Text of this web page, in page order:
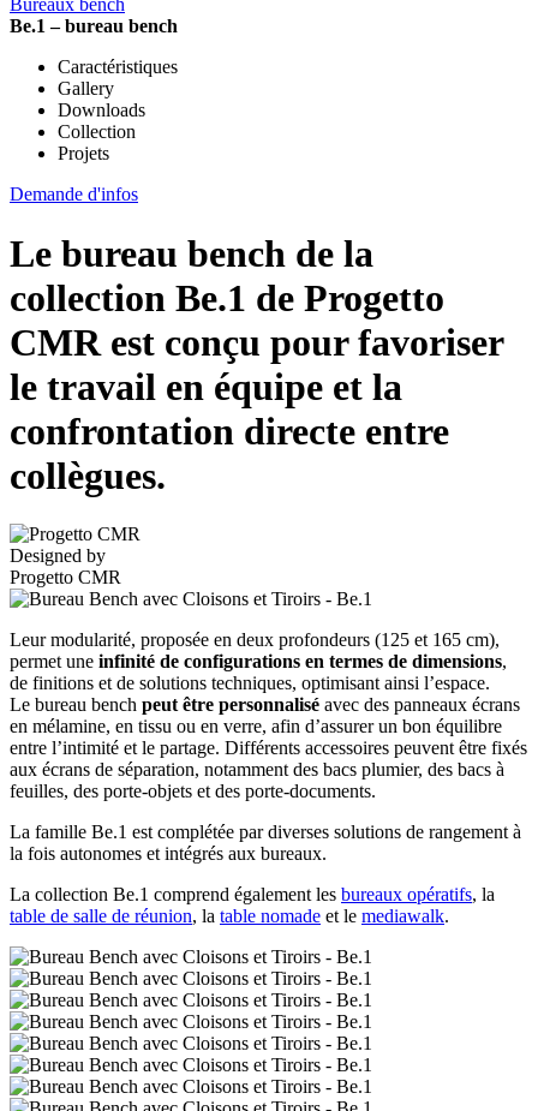
Bureaux bench
Be.1 – bureau bench
Caractéristiques
Gallery
Downloads
Collection
Projets
Demande d'infos
Le bureau bench de la
collection Be.1 de Progetto
CMR est conçu pour favoriser
le travail en équipe et la
confrontation directe entre
collègues.
Designed by
Progetto CMR
Leur modularité, proposée en deux profondeurs (125 et 165 cm),
permet une infinité de configurations en termes de dimensions,
de finitions et de solutions techniques, optimisant ainsi l’espace.
Le bureau bench peut être personnalisé avec des panneaux écrans
en mélamine, en tissu ou en verre, afin d’assurer un bon équilibre
entre l’intimité et le partage. Différents accessoires peuvent être fixés
aux écrans de séparation, notamment des bacs plumier, des bacs à
feuilles, des porte-objets et des porte-documents.
La famille Be.1 est complétée par diverses solutions de rangement à
la fois autonomes et intégrés aux bureaux.
La collection Be.1 comprend également les bureaux opératifs, la
table de salle de réunion, la table nomade et le mediawalk.